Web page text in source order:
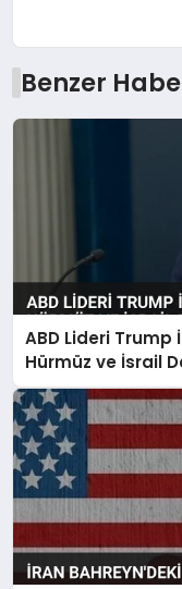
Benzer
ABD Lideri Trump
Hürmüz ve İsrail